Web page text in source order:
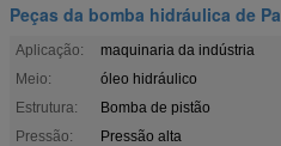
Peças da bomba hidráulica de
Aplicação:
maquinaria da indústria
Meio:
óleo hidráulico
Estrutura:
Bomba de pistão
Pressão:
Pressão alta